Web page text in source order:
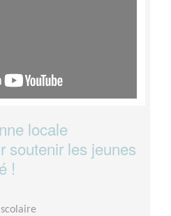
locale
soutenir les jeunes
!